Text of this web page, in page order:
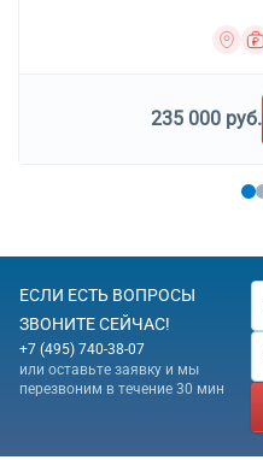
235 000 руб.
ЕСЛИ ЕСТЬ ВОПРОСЫ
ЗВОНИТЕ СЕЙЧАС!
+7 (495) 740-38-07
или оставьте заявку и мы
перезвоним в течение 30 мин